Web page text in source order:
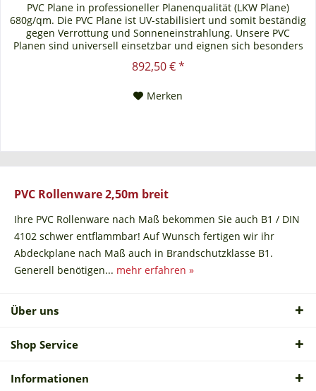
PVC Plane in professioneller Planenqualität (LKW Plane)
680g/qm. Die PVC Plane ist UV-stabilisiert und somit beständig
gegen Verrottung und Sonneneinstrahlung. Unsere PVC
Planen sind universell einsetzbar und eignen sich besonders
als Carportplane, Balkonabtrennung, Abdeckplane für
Brennholz, Sandkastenabdeckung oder für Ihren Anhänger.
892,50 € *
Merken
PVC Rollenware 2,50m breit
Ihre PVC Rollenware nach Maß bekommen Sie auch B1 / DIN
4102 schwer entflammbar! Auf Wunsch fertigen wir ihr
Abdeckplane nach Maß auch in Brandschutzklasse B1.
Generell benötigen... mehr erfahren »
Über uns
Shop Service
Informationen